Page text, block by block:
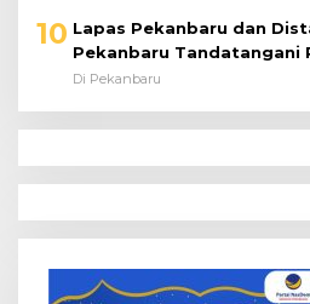
10 Lapas Pekanbaru dan
Pekanbaru Tandatangani
Dibekali Keterampilan
Di Pekanbaru